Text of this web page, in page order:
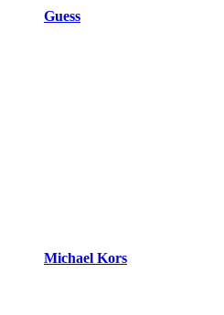
Guess
Michael Kors